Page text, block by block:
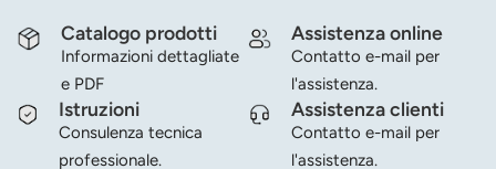
Catalogo prodotti
Informazioni dettagliate
e PDF
Assistenza online
Contatto e-mail per
l'assistenza.
Istruzioni
Consulenza tecnica
professionale.
Assistenza clienti
Contatto e-mail per
l'assistenza.